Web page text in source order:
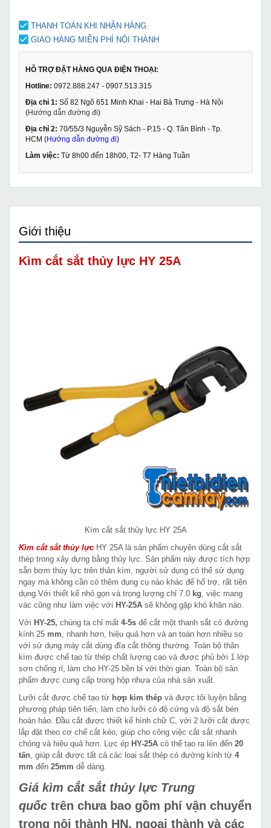
THANH TOÁN KHI NHẬN HÀNG
GIAO HÀNG MIỄN PHÍ NỘI THÀNH
HỖ TRỢ ĐẶT HÀNG QUA ĐIỆN THOẠI:
Hotline: 0972.888.247 - 0907.513.315
Địa chỉ 1: Số 82 Ngõ 651 Minh Khai - Hai Bà Trưng - Hà Nội
(Hướng dẫn đường đi)
Địa chỉ 2: 70/55/3 Nguyễn Sỹ Sách - P.15 - Q. Tân Bình - Tp.
HCM (Hướng dẫn đường đi)
Làm việc: Từ 8h00 đến 18h00, T2- T7 Hàng Tuần
Giới thiệu
Kìm cắt sắt thủy lực HY 25A
Kìm cắt sắt thủy lực HY 25A
Kìm cắt sắt thủy lực HY 25A là sản phẩm chuyên dùng cắt sắt
thép trong xây dựng bằng thủy lực. Sản phẩm này được tích hợp
sẵn bơm thủy lực trên thân kìm, người sử dụng có thể sử dụng
ngay mà không cần có thêm dụng cụ nào khác để hổ trợ, rất tiện
dụng.Với thiết kế nhỏ gọn và trọng lượng chỉ 7.0 kg , việc mang
vác cũng như làm việc với HY-25A sẽ không gặp khó khăn nào.
Với HY-25, chúng ta chỉ mất 4-5s để cắt một thanh sắt có đường
kính 25 mm , nhanh hơn, hiệu quả hơn và an toàn hơn nhiều so
với sử dụng máy cắt dùng đĩa cắt thông thường. Toàn bộ thân
kìm được chế tạo từ thép chất lượng cao và được phủ bởi 1 lớp
sơn chống rỉ, làm cho HY-25 bền bỉ với thời gian. Toàn bộ sản
phẩm được cung cấp trong hộp nhựa của nhà sản xuất.
Lưỡi cắt được chế tạo từ hợp kim thép và được tôi luyện bằng
phương pháp tiên tiến, làm cho lưỡi có độ cứng và độ sắt bén
hoàn hảo. Đầu cắt được thiết kế hình chữ C, với 2 lưỡi cắt dược
lắp đặt theo cơ chế cắt kéo, giúp cho công việc cắt sắt nhanh
chóng và hiệu quả hơn. Lực ép HY-25A có thể tạo ra lên đến 20
tấn , giúp cắt được tất cả các loại sắt thép có đường kính từ 4
mm đến 25mm dễ dàng.
Giá kìm cắt sắt thủy lực Trung
quốc trên chưa bao gồm phí vận chuyển
trong nội thành HN, ngoại thành và các